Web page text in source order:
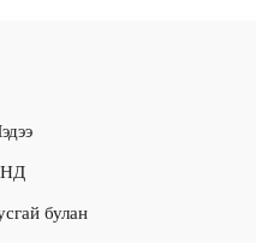
булан